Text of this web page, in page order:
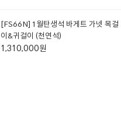
[FS66N] 1월탄생석 바게트 가넷 목걸
이&귀걸이 (천연석)
1,310,000원